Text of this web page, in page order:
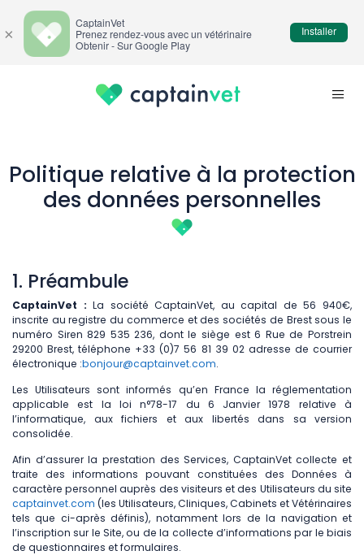
Politique relative à la protection
des données personnelles
1. Préambule
CaptainVet :La société CaptainVet, au capital de 56 940€,
inscrite au registre du commerce et des sociétés de Brest sous le
numéro Siren 829 535 236, dont le siège est 6 Rue de Porstrein
29200 Brest, téléphone +33 (0)7 56 81 39 02 adresse de courrier
électronique :bonjour@captainvet.com.
Les Utilisateurs sont informés qu’en France la réglementation
applicable est la loi n°78-17 du 6 Janvier 1978 relative à
l’informatique, aux fichiers et aux libertés dans sa version
consolidée.
Afin d’assurer la prestation des Services, CaptainVet collecte et
traite des informations pouvant constituées des Données à
caractère personnel auprès des visiteurs et des Utilisateurs du site
captainvet.com (les Utilisateurs, Cliniques, Cabinets et Vétérinaires
tels que ci-après définis), notamment lors de la navigation et
l’inscription sur le Site, ou de la collecte d’informations par le biais
de questionnaires et formulaires.
×
CaptainVet
Prenez rendez-vous avec un vétérinaire
Obtenir - Sur Google Play
Installer